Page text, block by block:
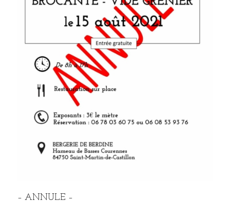
– ANNULE –